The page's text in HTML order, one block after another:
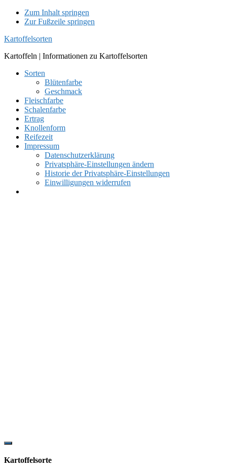
Zum Inhalt springen
Zur Fußzeile springen
Kartoffelsorten
Kartoffeln | Informationen zu Kartoffelsorten
Sorten
Blütenfarbe
Geschmack
Fleischfarbe
Schalenfarbe
Ertrag
Knollenform
Reifezeit
Impressum
Datenschutzerklärung
Privatsphäre-Einstellungen ändern
Historie der Privatsphäre-Einstellungen
Einwilligungen widerrufen
Show
Content
Kartoffelsorte